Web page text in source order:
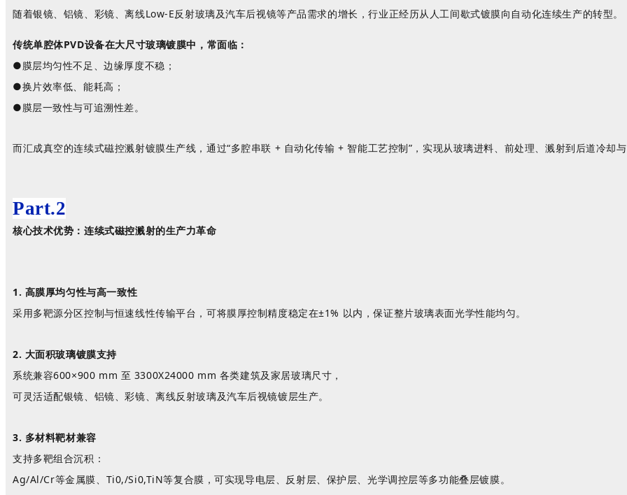
随着银镜、铝镜、彩镜、离线Low-E反射玻璃及汽车后视镜等产品需求的增长，行业正经历从人工间歇式镀膜向自动化连续生产的转型。
传统单腔体PVD设备在大尺寸玻璃镀膜中，常面临：
●膜层均匀性不足、边缘厚度不稳；
●换片效率低、能耗高；
●膜层一致性与可追溯性差。
而汇成真空的连续式磁控溅射镀膜生产线，通过“多腔串联 + 自动化传输 + 智能工艺控制”，实现从玻璃进料、前处理、溅射到后道冷却
Part.2
核心技术优势：连续式磁控溅射的生产力革命
1. 高膜厚均匀性与高一致性
采用多靶源分区控制与恒速线性传输平台，可将膜厚控制精度稳定在±1% 以内，保证整片玻璃表面光学性能均匀。
2. 大面积玻璃镀膜支持
系统兼容600×900 mm 至 3300X24000 mm 各类建筑及家居玻璃尺寸，
可灵活适配银镜、铝镜、彩镜、离线反射玻璃及汽车后视镜镀层生产。
3. 多材料靶材兼容
支持多靶组合沉积：
Ag/Al/Cr等金属膜、Ti0,/Si0,TiN等复合膜，可实现导电层、反射层、保护层、光学调控层等多功能叠层镀膜。